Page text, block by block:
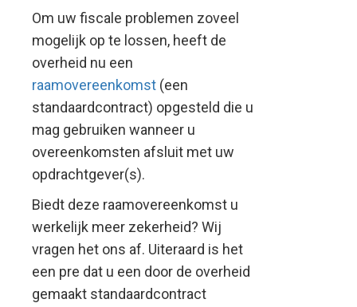
Om uw fiscale problemen zoveel
mogelijk op te lossen, heeft de
overheid nu een
raamovereenkomst (een
standaardcontract) opgesteld die u
mag gebruiken wanneer u
overeenkomsten afsluit met uw
opdrachtgever(s).
Biedt deze raamovereenkomst u
werkelijk meer zekerheid? Wij
vragen het ons af. Uiteraard is het
een pre dat u een door de overheid
gemaakt standaardcontract